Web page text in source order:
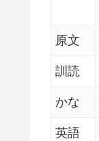
原文
訓読
かな
英語